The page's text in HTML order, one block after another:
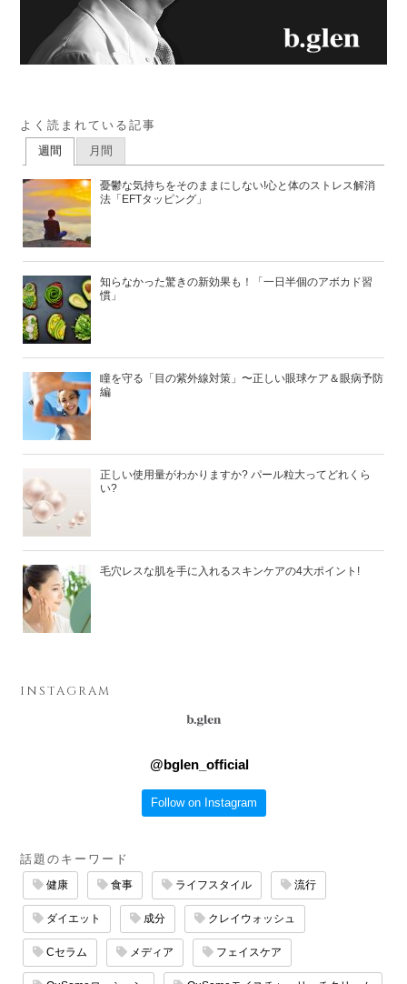
よく読まれている記事
週間 月間
憂鬱な気持ちをそのままにしない!心と体のストレス解消
法「EFTタッピング」
知らなかった驚きの新効果も！「一日半個のアボカド習
慣」
瞳を守る「目の紫外線対策」〜正しい眼球ケア＆眼病予防
編
正しい使用量がわかりますか? パール粒大ってどれくら
い?
毛穴レスな肌を手に入れるスキンケアの4大ポイント!
INSTAGRAM
@ bglen_official
Follow on Instagram
話題のキーワード
健康 食事 ライフスタイル 流行
ダイエット 成分 クレイウォッシュ
Cセラム メディア フェイスケア